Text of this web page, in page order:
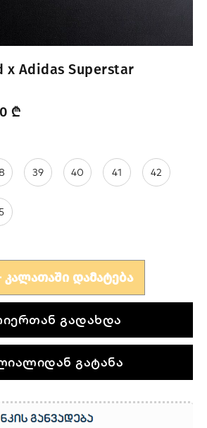
x Adidas Superstar
₾
39 40 41 42
ᲙᲐᲚᲐᲗᲐᲨᲘ ᲓᲐᲛᲐᲢᲔᲑᲐ
გადახდა
გატანა